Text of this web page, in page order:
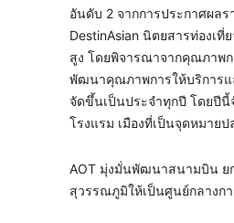
อันดับ 2 จากการประกาศผลร
DestinAsian นิตยสารท่องเ
สูง โดยพิจารณาจากคุณภาพก
พัฒนาคุณภาพการให้บริการแ
จัดขึ้นเป็นประจำทุกปี โดยปีนี้
โรงแรม เมืองที่เป็นจุดหมาย
AOT มุ่งมั่นพัฒนาสนามบิน ย
สุวรรณภูมิให้เป็นศูนย์กลางก